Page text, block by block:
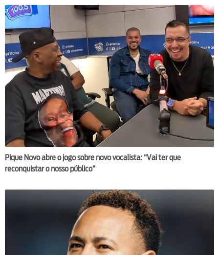
Pique Novo abre o jogo sobre novo vocalista: “Vai ter que
reconquistar o nosso público”